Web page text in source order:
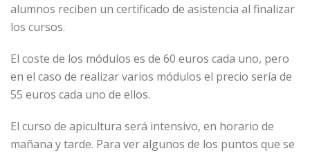
alumnos reciben un certificado de asistencia al finalizar
los cursos.
El coste de los módulos es de 60 euros cada uno, pero
en el caso de realizar varios módulos el precio sería de
55 euros cada uno de ellos.
El curso de apicultura será intensivo, en horario de
mañana y tarde. Para ver algunos de los puntos que se